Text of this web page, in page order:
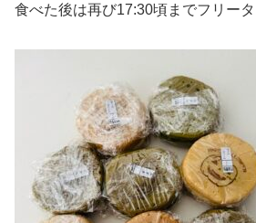
食べた後は再び17:30頃までフリータ